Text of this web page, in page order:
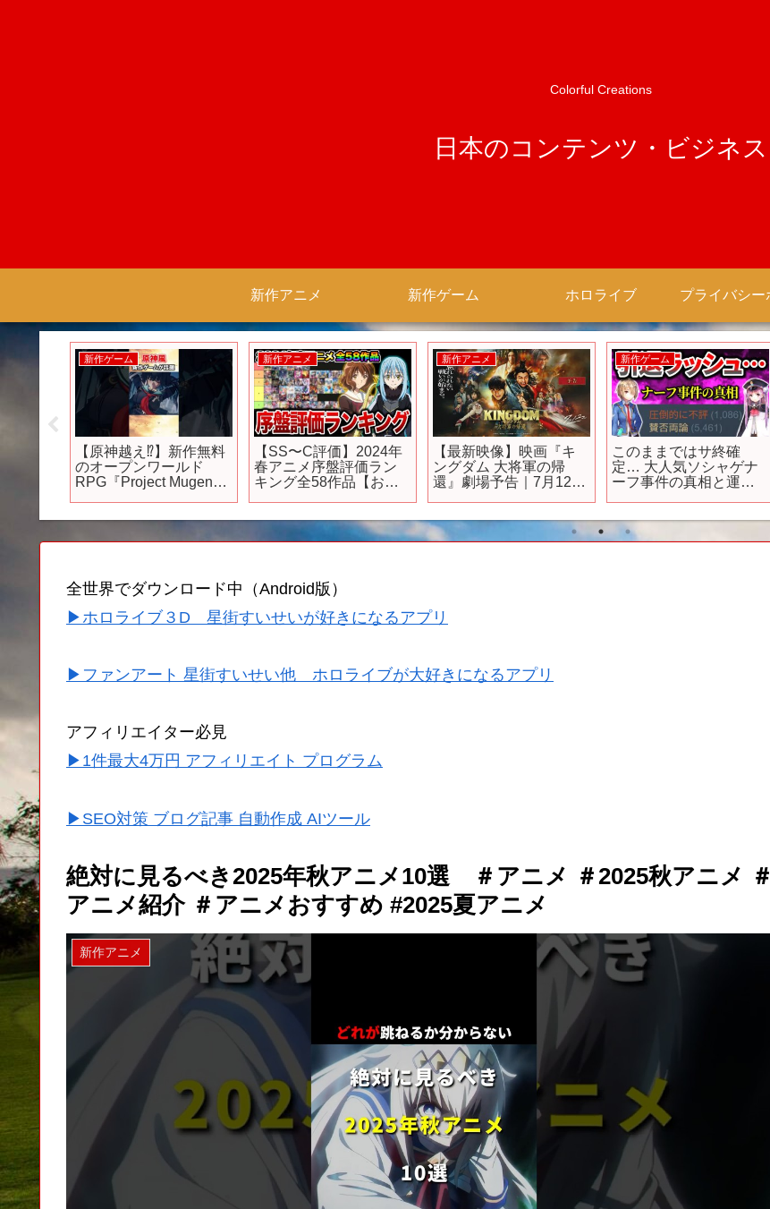
Colorful Creations
日本のコンテンツ・ビジネス
新作アニメ 新作ゲーム ホロライブ
新作ゲーム
【原神越え⁉】新作無料
のオープンワールド
RPG『Project Mugen』
作ゲーム #アイドル
#yoasobi #まがれつ
新作アニメ
【SS〜C評価】2024年
春アニメ序盤評価ラン
キング全58作品【おす
ラ3期/魔法科高校の劣等
生3期/無職転生2期/この
新作アニメ
【最新映像】映画『キ
ングダム 大将軍の帰
還』劇場予告｜7月12日
新作ゲーム
このままではサ終確
定… 大人気ソシャゲナ
ーフ事件の真相と運営
不評でやばい…【ソシ
ャゲ・アプリゲーム】
全世界でダウンロード中（Android版）
▶ホロライブ３D 星街すいせいが好きになるアプリ
▶ファンアート 星街すいせい他 ホロライブが大好きになるアプリ
アフィリエイター必見
▶1件最大4万円 アフィリエイト プログラム
▶SEO対策 ブログ記事 自動作成 AIツール
絶対に見るべき2025年秋アニメ10選 ＃アニメ ＃2025秋アニメ ＃
アニメ紹介 ＃アニメおすすめ #2025夏アニメ
新作アニメ